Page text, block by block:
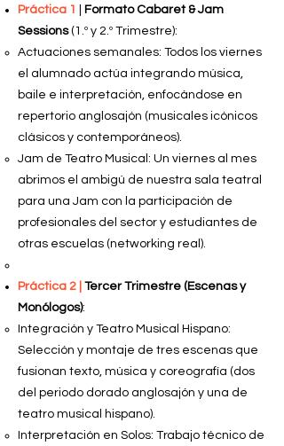
Práctica 1
Formato Cabaret & Jam
Sessions(1.º y 2.º Trimestre):
Actuaciones semanales: Todos los viernes
el alumnado actúa integrando música,
baile e interpretación, enfocándose en
repertorio anglosajón (musicales icónicos
clásicos y contemporáneos).
Jam de Teatro Musical: Un viernes al mes
abrimos el ambigú de nuestra sala teatral
para una Jam con la participación de
profesionales del sector y estudiantes de
otras escuelas (networking real).
Práctica 2 |
Tercer Trimestre (Escenas y
Monólogos):
Integración y Teatro Musical Hispano:
Selección y montaje de tres escenas que
fusionan texto, música y coreografía (dos
del periodo dorado anglosajón y una de
teatro musical hispano).
Interpretación en Solos: Trabajo técnico de